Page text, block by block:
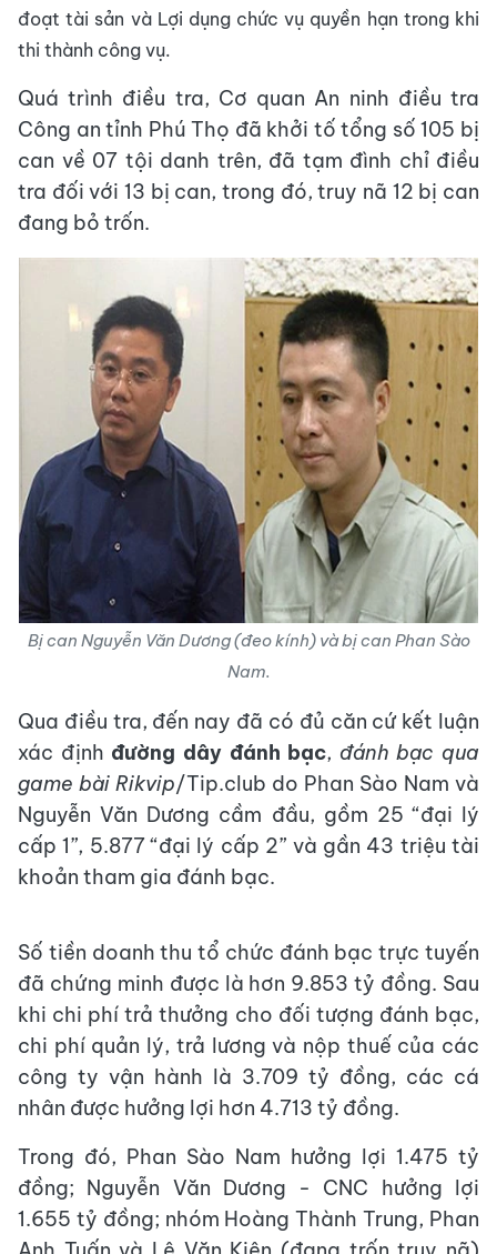
đoạt tài sản và Lợi dụng chức vụ quyền hạn trong khi
thi thành công vụ.
Quá trình điều tra, Cơ quan An ninh điều tra
Công an tỉnh Phú Thọ đã khởi tố tổng số 105 bị
can về 07 tội danh trên, đã tạm đình chỉ điều
tra đối với 13 bị can, trong đó, truy nã 12 bị can
đang bỏ trốn.
Bị can Nguyễn Văn Dương (đeo kính) và bị can Phan Sào
Nam.
Qua điều tra, đến nay đã có đủ căn cứ kết luận
xác định đường dây đánh bạc, đánh bạc qua
game bài Rikvip/Tip.club do Phan Sào Nam và
Nguyễn Văn Dương cầm đầu, gồm 25 “đại lý
cấp 1”, 5.877 “đại lý cấp 2” và gần 43 triệu tài
khoản tham gia đánh bạc.
Số tiền doanh thu tổ chức đánh bạc trực tuyến
đã chứng minh được là hơn 9.853 tỷ đồng. Sau
khi chi phí trả thưởng cho đối tượng đánh bạc,
chi phí quản lý, trả lương và nộp thuế của các
công ty vận hành là 3.709 tỷ đồng, các cá
nhân được hưởng lợi hơn 4.713 tỷ đồng.
Trong đó, Phan Sào Nam hưởng lợi 1.475 tỷ
đồng; Nguyễn Văn Dương - CNC hưởng lợi
1.655 tỷ đồng; nhóm Hoàng Thành Trung, Phan